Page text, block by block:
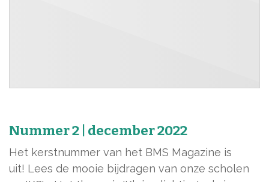
Nummer 2 | december 2022
Het kerstnummer van het BMS Magazine is
uit! Lees de mooie bijdragen van onze scholen